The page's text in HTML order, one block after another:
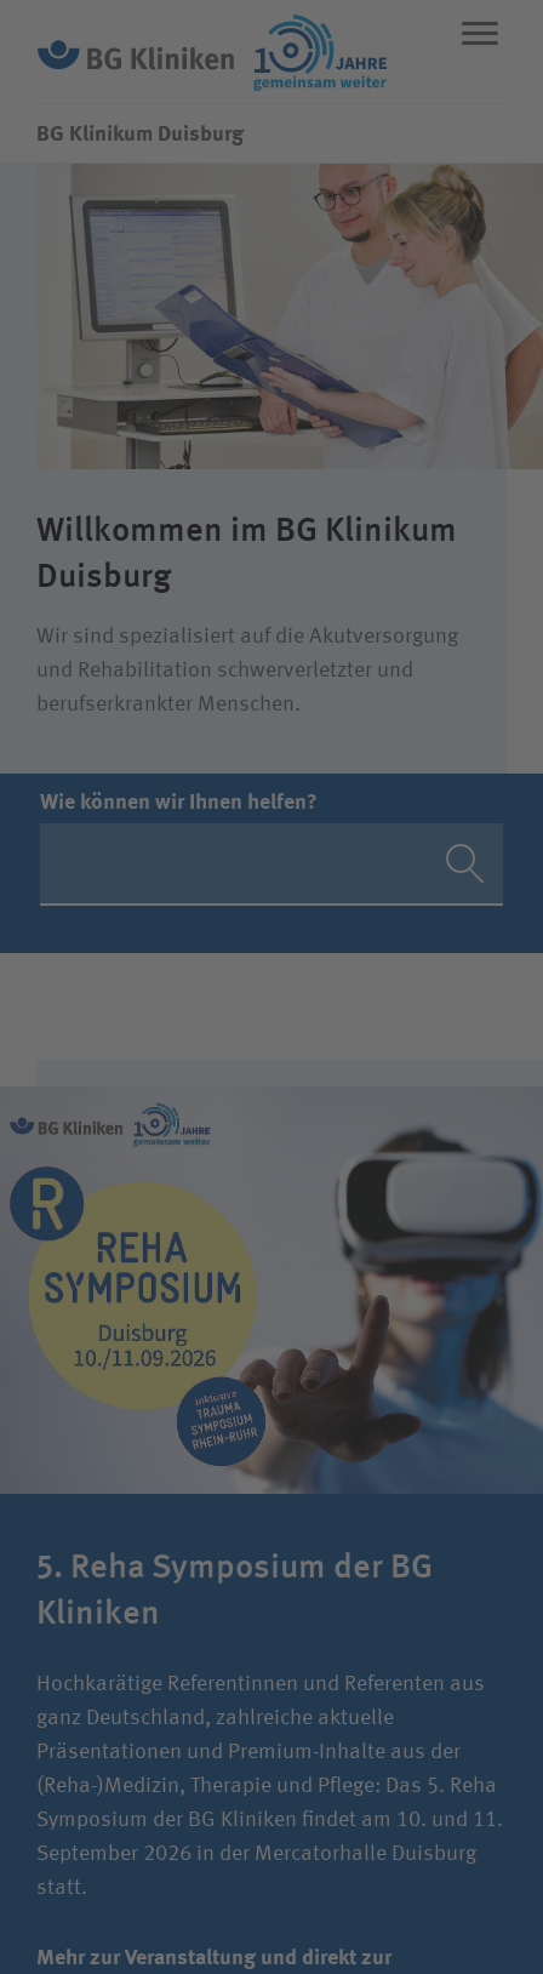
STANDORTE ENGLISHNOTFALL
Fachbereiche
Leistungen
Über uns
Karriere
BG Klinikum Duisburg
Willkommen im BG Klinikum
Duisburg
Wir sind spezialisiert auf die Akutversorgung
und Rehabilitation schwerverletzter und
berufserkrankter Menschen.
Wie können wir Ihnen helfen?
Patientin / Patient
Besucherin /Besucher
Unfallversicherungsträger
Bewerberin /Bewerber
Journalistin / Journalist
5. Reha Symposium der BG
Kliniken
Hochkarätige Referentinnen und Referenten aus
ganz Deutschland, zahlreiche aktuelle
Präsentationen und Premium-Inhalte aus der
(Reha-)Medizin, Therapie und Pflege: Das 5. Reha
Symposium der BG Kliniken findet am 10. und 11.
September 2026 in der Mercatorhalle Duisburg
statt.
Mehr zur Veranstaltung und direkt zur